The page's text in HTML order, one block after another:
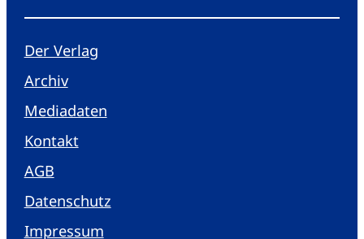
Der Verlag
Archiv
Mediadaten
Kontakt
AGB
Datenschutz
Impressum